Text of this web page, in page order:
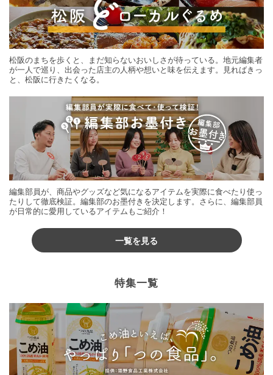
松阪のまちを歩くと、まだ知らないおいしさが待っている。地元編集者
が一人で巡り、出会った店主の人柄や想いと味を伝えます。見ればきっ
と、松阪に行きたくなる。
編集部員が、商品やグッズなど気になるアイテムを実際に食べたり使っ
たりして徹底検証。編集部のお墨付きを決定します。さらに、編集部員
が日常的に愛用しているアイテムもご紹介！
一覧を見る
特集一覧